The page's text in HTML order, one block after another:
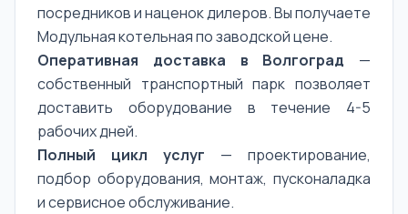
посредников и наценок дилеров. Вы получаете
Модульная котельная по заводской цене.
Оперативная доставка в Волгоград —
собственный транспортный парк позволяет
доставить оборудование в течение 4-5
рабочих дней.
Полный цикл услуг — проектирование,
подбор оборудования, монтаж, пусконаладка
и сервисное обслуживание.